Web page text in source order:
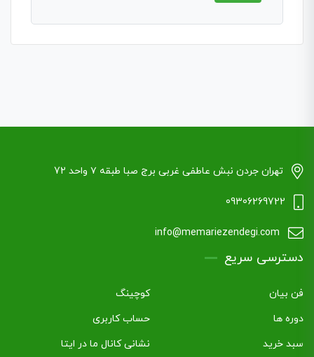
تهران جردن نبش عاطفی غربی برج صبا طبقه ۷ واحد 72
09306269722
info@memariezendegi.com
دسترسی سریع
فن بیان
کوچینگ
دوره ها
حساب کاربری
سبد خرید
نشانی کانال ما در ایتا